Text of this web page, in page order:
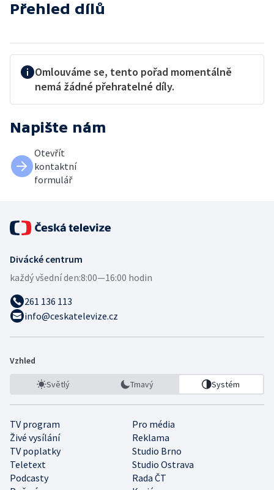
Přehled dílů
Omlouváme se, tento pořad momentálně
nemá žádné přehratelné díly.
Napište nám
Otevřít
kontaktní
formulář
Divácké centrum
každý všední den:8:00—16:00 hodin
261 136 113
info@ceskatelevize.cz
Vzhled
Světlý Tmavý Systém
TV program
Pro média
Živé vysílání
Reklama
TV poplatky
Studio Brno
Teletext
Studio Ostrava
Podcasty
Rada ČT